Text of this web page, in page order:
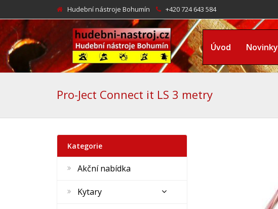
Hudební nástroje Bohumín +420 724 643 584
Úvod Novinky
Pro-Ject Connect it LS 3 metry
Kategorie
Akční nabídka
Kytary